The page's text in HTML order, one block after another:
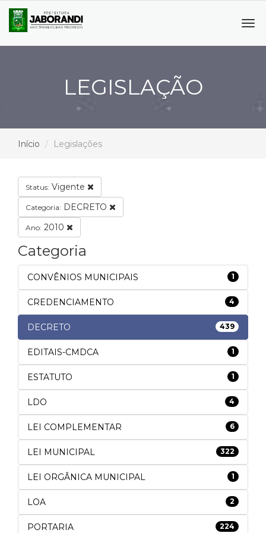
LEGISLAÇÃO
Início Legislações
Status: Vigente
Categoria: DECRETO
Ano: 2010
Categoria
CONVÊNIOS MUNICIPAIS 1
CREDENCIAMENTO 4
DECRETO 439
EDITAIS-CMDCA 1
ESTATUTO 1
LDO 4
LEI COMPLEMENTAR 6
LEI MUNICIPAL 322
LEI ORGÂNICA MUNICIPAL 1
LOA 2
PORTARIA 224